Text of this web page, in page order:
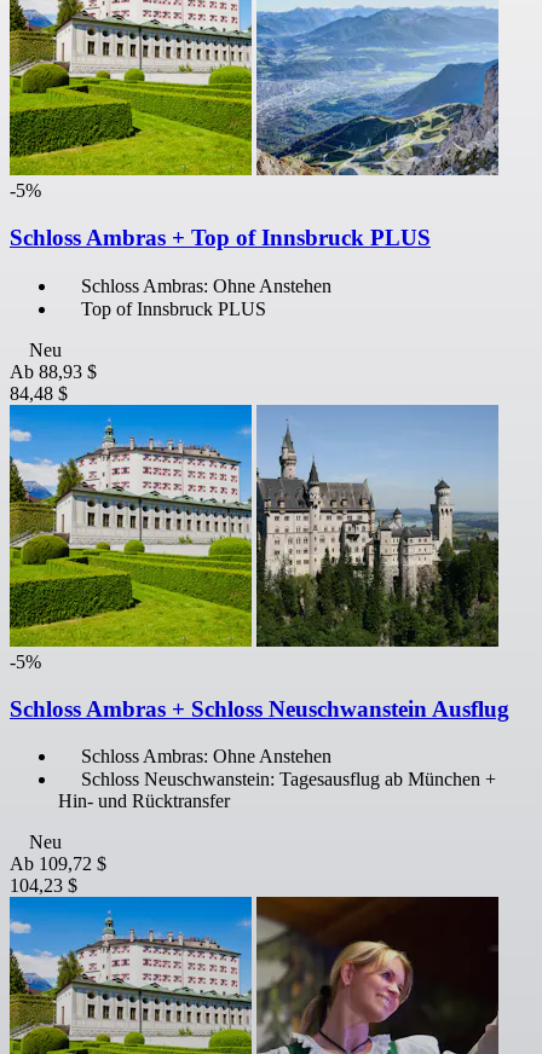
-5%
Schloss Ambras + Top of Innsbruck PLUS
Schloss Ambras: Ohne Anstehen
Top of Innsbruck PLUS
Neu
Ab 88,93 $
84,48 $
-5%
Schloss Ambras + Schloss Neuschwanstein Ausflug
Schloss Ambras: Ohne Anstehen
Schloss Neuschwanstein: Tagesausflug ab München +
Hin- und Rücktransfer
Neu
Ab 109,72 $
104,23 $